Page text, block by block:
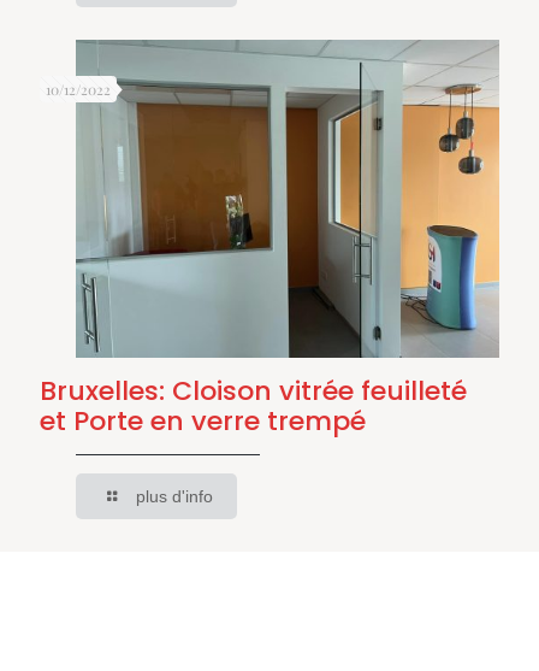
10/12/2022
Bruxelles: Cloison vitrée feuilleté
et Porte en verre trempé
plus d'info